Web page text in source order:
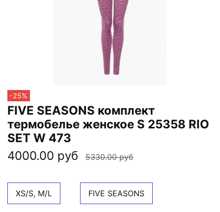
-25%
FIVE SEASONS комплект
термобелье женское S 25358 RIO
SET W 473
4000.00 руб
5330.00 руб
XS/S, M/L FIVE SEASONS